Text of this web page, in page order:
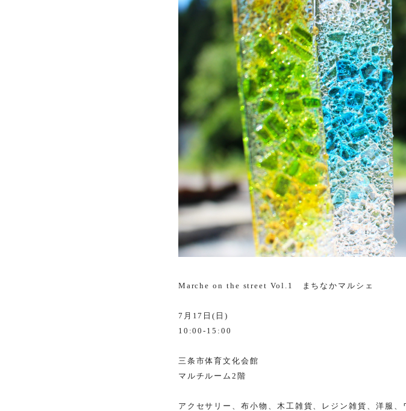
Marche on the street Vol.1 まちなかマルシェ
7 月 17 日( 日)
10:00-15:00
三条市体育文化会館
マルチルーム2階
アクセサリー、布小物、木工雑貨、レジン雑貨、洋服